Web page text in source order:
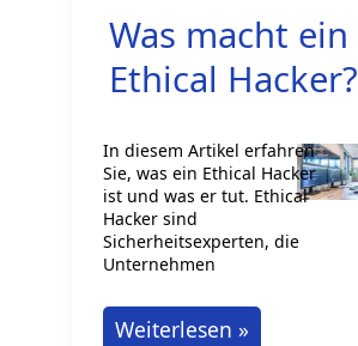
Was macht ein
Ethical Hacker?
In diesem Artikel erfahren
Sie, was ein Ethical Hacker
ist und was er tut. Ethical
Hacker sind
Sicherheitsexperten, die
Unternehmen
Was
Weiterlesen »